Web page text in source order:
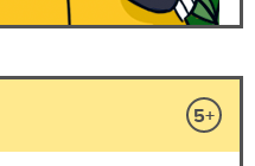
5+